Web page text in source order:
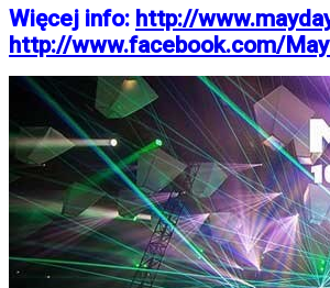
Więcej info: http://
http://www.facebook.com/